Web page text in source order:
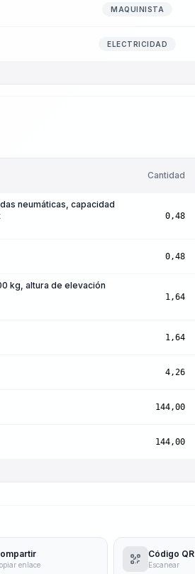
MAQUINISTA
ELECTRICIDAD
Cantidad
neumáticas, capacidad
0,48
0,48
kg, altura de elevación
1,64
1,64
4,26
144,00
144,00
enlace
Código QR
Escanear